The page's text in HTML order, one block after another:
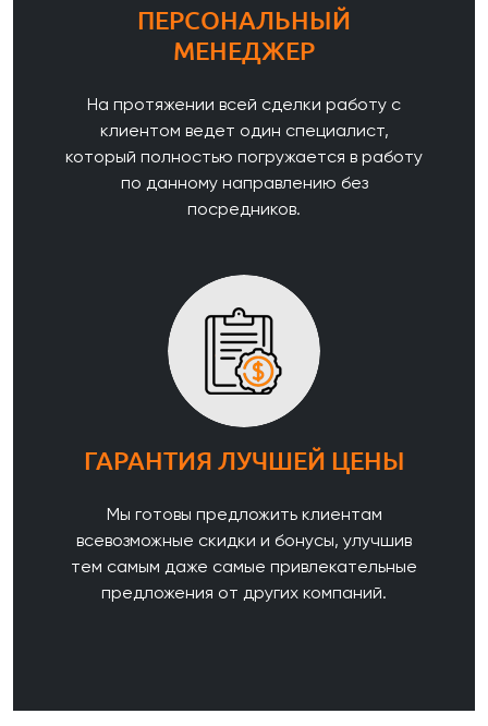
ПЕРСОНАЛЬНЫЙ
МЕНЕДЖЕР
На протяжении всей сделки работу с
клиентом ведет один специалист,
который полностью погружается в работу
по данному направлению без
посредников.
ГАРАНТИЯ ЛУЧШЕЙ ЦЕНЫ
Мы готовы предложить клиентам
всевозможные скидки и бонусы, улучшив
тем самым даже самые привлекательные
предложения от других компаний.